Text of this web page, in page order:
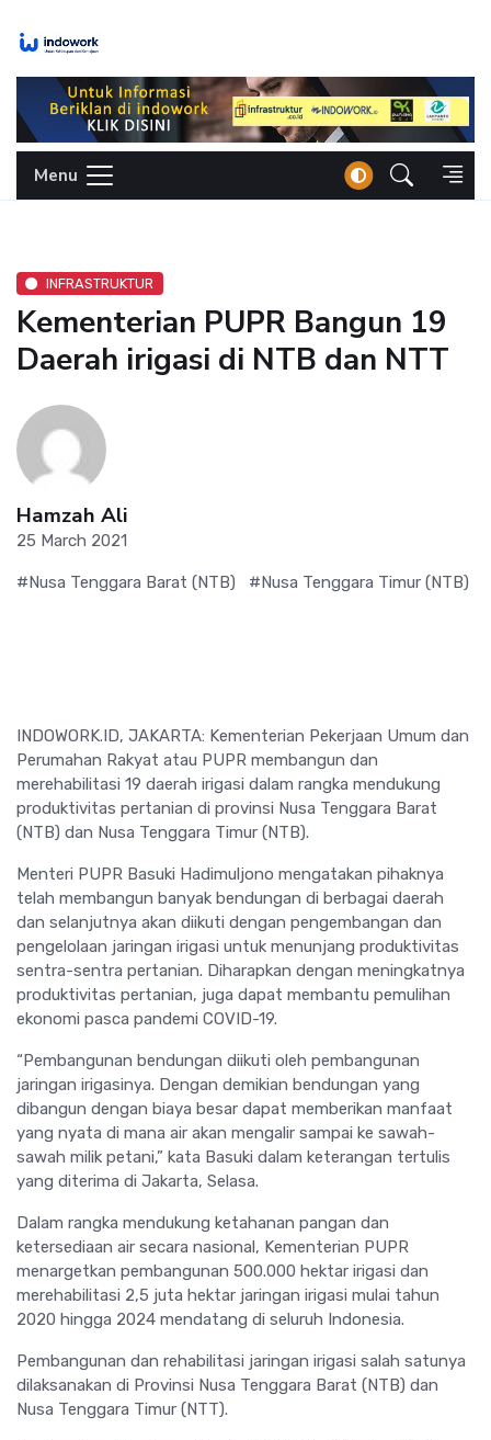
Menu
INFRASTRUKTUR
Kementerian PUPR Bangun 19
Daerah irigasi di NTB dan NTT
Hamzah Ali
25 March 2021
#Nusa Tenggara Barat (NTB) #Nusa Tenggara Timur (NTB)
INDOWORK.ID, JAKARTA: Kementerian Pekerjaan Umum dan
Perumahan Rakyat atau PUPR membangun dan
merehabilitasi 19 daerah irigasi dalam rangka mendukung
produktivitas pertanian di provinsi Nusa Tenggara Barat
(NTB) dan Nusa Tenggara Timur (NTB).
Menteri PUPR Basuki Hadimuljono mengatakan pihaknya
telah membangun banyak bendungan di berbagai daerah
dan selanjutnya akan diikuti dengan pengembangan dan
pengelolaan jaringan irigasi untuk menunjang produktivitas
sentra-sentra pertanian. Diharapkan dengan meningkatnya
produktivitas pertanian, juga dapat membantu pemulihan
ekonomi pasca pandemi COVID-19.
“Pembangunan bendungan diikuti oleh pembangunan
jaringan irigasinya. Dengan demikian bendungan yang
dibangun dengan biaya besar dapat memberikan manfaat
yang nyata di mana air akan mengalir sampai ke sawah-
sawah milik petani,” kata Basuki dalam keterangan tertulis
yang diterima di Jakarta, Selasa.
Dalam rangka mendukung ketahanan pangan dan
ketersediaan air secara nasional, Kementerian PUPR
menargetkan pembangunan 500.000 hektar irigasi dan
merehabilitasi 2,5 juta hektar jaringan irigasi mulai tahun
2020 hingga 2024 mendatang di seluruh Indonesia.
Pembangunan dan rehabilitasi jaringan irigasi salah satunya
dilaksanakan di Provinsi Nusa Tenggara Barat (NTB) dan
Nusa Tenggara Timur (NTT).